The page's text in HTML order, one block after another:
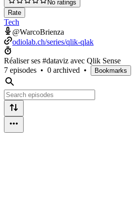
No ratings
Rate
Tech
@WarcoBrienza
odiolab.ch/series/qlik-qlak
Réaliser ses #dataviz avec Qlik Sense
7 episodes • 0 archived • Bookmarks